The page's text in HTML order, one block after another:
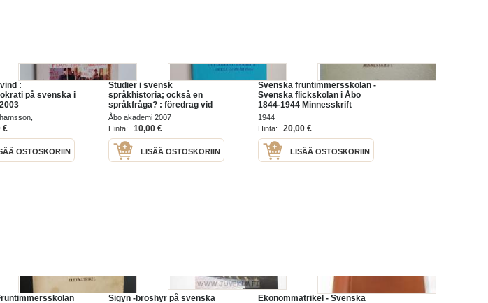
:
på svenska i
2 A, 20540 Åbo
€
OSTOSKORIIN
Studier i svensk
språkhistoria; också en
språkfråga? : föredrag vid
nionde sammankomsten för
svenska språkets historia, i
Åbo 19-20 maj 2006, 9 - Det
moderna geno...
Åbo akademi 2007
Hinta:
10,00 €
LISÄÄ OSTOSKORIIN
Svenska fruntimmersskolan -
Svenska flickskolan i Åbo
1844-1944 Minnesskrift
1944
Hinta:
20,00 €
LISÄÄ OSTOSKORIIN
Sigyn -broshyr på svenska
Ekonommatrikel - Svenska